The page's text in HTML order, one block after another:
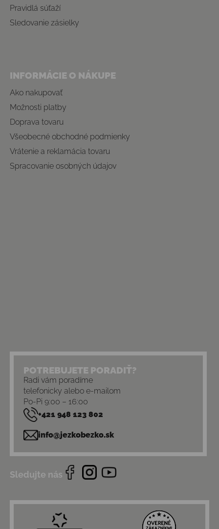
Pravidlá súťaží
Sledovanie zásielky
INFORMÁCIE O NÁKUPE
Ako nakupovať
Možnosti platby
Doprava tovaru
Všeobecné obchodné podmienky
Vrátenie a reklamácia tovaru
Spracovanie osobných údajov
POTREBUJETE PORADIŤ?
Radi vám poradíme
telefonicky alebo e-mailom
Po-Pi 9:00 – 16:00
+421 948 123 802
info@jezkobezko.sk
Sledujte nás